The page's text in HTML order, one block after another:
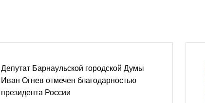
Депутат Барнаульской городской Думы
Иван Огнев отмечен благодарностью
президента России